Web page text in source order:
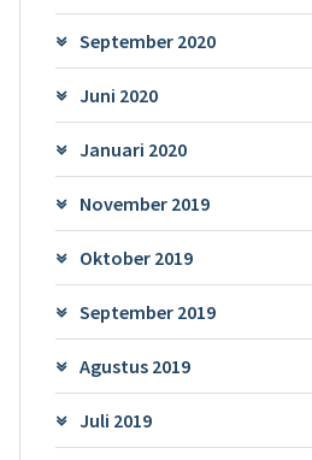
September 2020
Juni 2020
Januari 2020
November 2019
Oktober 2019
September 2019
Agustus 2019
Juli 2019